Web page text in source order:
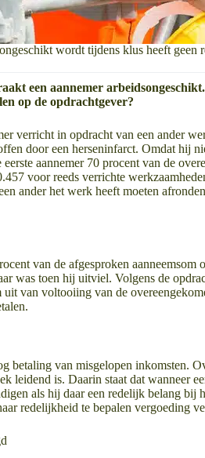
wordt tijdens klus heeft geen
een aannemer
op de opdrachtgever?
verricht in opdracht van een ander
door een herseninfarct. Omdat hij
aannemer 70 procent van de
voor reeds verrichte
ander het werk heeft moeten
van de afgesproken
was toen hij uitviel. Volgens de
uit van voltooiing van de
betaling van misgelopen inkomsten.
leidend is. Daarin staat dat wanneer
als hij daar een redelijk belang bij
redelijkheid te bepalen vergoeding